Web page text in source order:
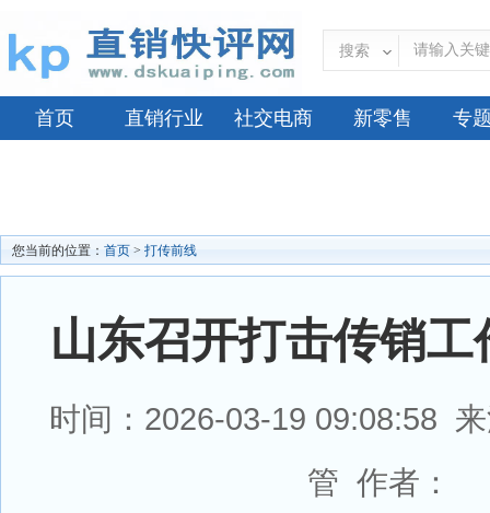
搜索
首页 直销行业 社交电商 新零售 专
您当前的位置： 首页 > 打传前线
山东召开打击传销工
时间：2026-03-19 09:08:58
管 作者：